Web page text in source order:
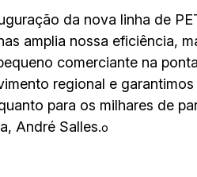
da nova linha de
amplia nossa eficiência,
comerciante na
regional e
para os milhares de
André Salles.o